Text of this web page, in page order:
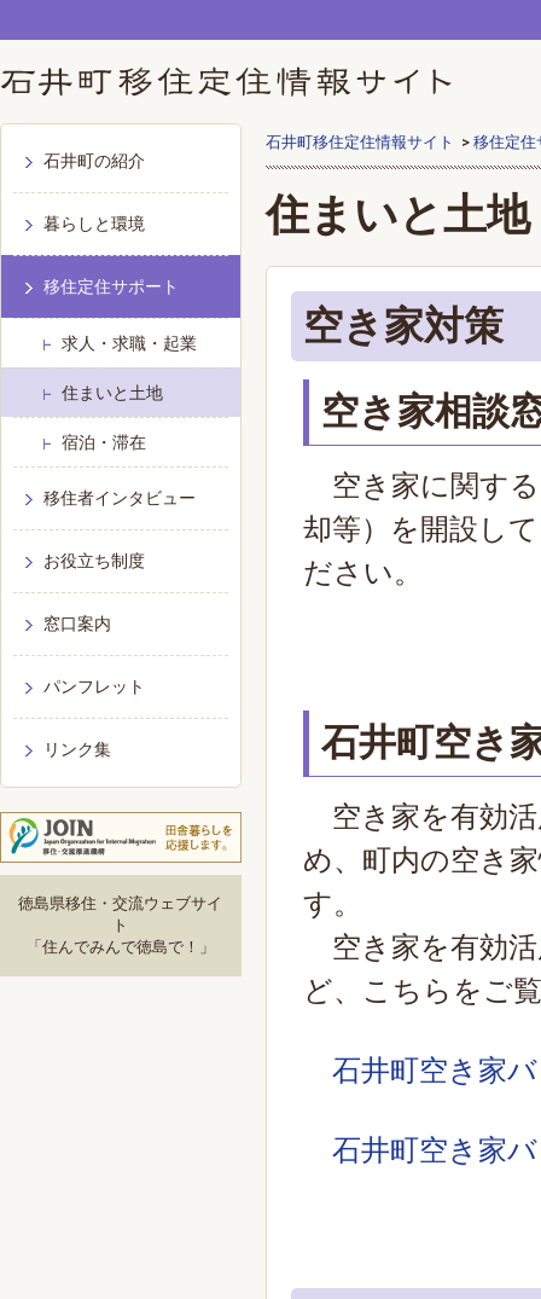
石井町移住定住情報サイト 移住定住
住まいと土地
空き家対策
空き家相談
空き家に関する
却等）を開設し
ださい。
石井町空き
空き家を有効活
め、町内の空き
す。
空き家を有効
ど、こちらをご
石井町空き家
石井町空き家
石井町の紹介
暮らしと環境
移住定住サポート
求人・求職・起業
住まいと土地
宿泊・滞在
移住者インタビュー
お役立ち制度
窓口案内
パンフレット
リンク集
徳島県移住・交流ウェブサイ
ト
「住んでみんで徳島で！」